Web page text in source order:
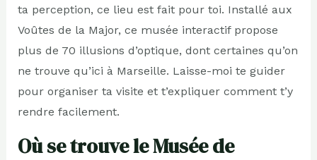
ta perception, ce lieu est fait pour toi. Installé aux
Voûtes de la Major, ce musée interactif propose
plus de 70 illusions d’optique, dont certaines qu’on
ne trouve qu’ici à Marseille. Laisse-moi te guider
pour organiser ta visite et t’expliquer comment t’y
rendre facilement.
Où se trouve le Musée de